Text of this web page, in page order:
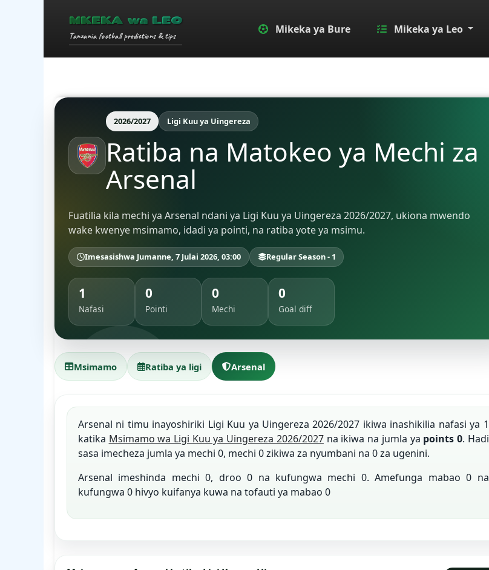
MKEKA wa LEO
Tanzania football predictions & tips
Mikeka ya Bure Mikeka ya Leo
2026/2027 Ligi Kuu ya Uingereza
Ratiba na Matokeo ya Mechi za
Arsenal
Fuatilia kila mechi ya Arsenal ndani ya Ligi Kuu ya Uingereza 2026/2027, ukiona mwendo
wake kwenye msimamo, idadi ya pointi, na ratiba yote ya msimu.
Imesasishwa Jumanne, 7 Julai 2026, 03:00 Regular Season - 1
1
Nafasi
0
Pointi
0
Mechi
0
Goal diff
Msimamo Ratiba ya ligi Arsenal
Arsenal ni timu inayoshiriki Ligi Kuu ya Uingereza 2026/2027 ikiwa inashikilia nafasi ya 1
katika Msimamo wa Ligi Kuu ya Uingereza 2026/2027na ikiwa na jumla ya points 0. Hadi
sasa imecheza jumla ya mechi 0, mechi 0 zikiwa za nyumbani na 0 za ugenini.
Arsenal imeshinda mechi 0, droo 0 na kufungwa mechi 0. Amefunga mabao 0 na
kufungwa 0 hivyo kuifanya kuwa na tofauti ya mabao 0